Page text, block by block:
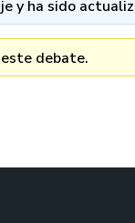
y ha sido
debate.